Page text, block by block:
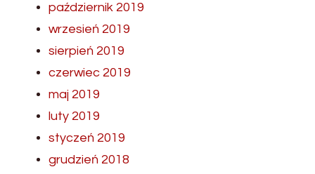
październik 2019
wrzesień 2019
sierpień 2019
czerwiec 2019
maj 2019
luty 2019
styczeń 2019
grudzień 2018